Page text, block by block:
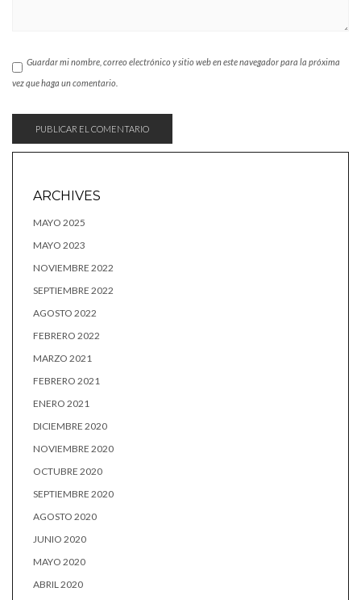
Guardar mi nombre, correo electrónico y sitio web en este navegador para la próxima
vez que haga un comentario.
ARCHIVES
MAYO 2025
MAYO 2023
NOVIEMBRE 2022
SEPTIEMBRE 2022
AGOSTO 2022
FEBRERO 2022
MARZO 2021
FEBRERO 2021
ENERO 2021
DICIEMBRE 2020
NOVIEMBRE 2020
OCTUBRE 2020
SEPTIEMBRE 2020
AGOSTO 2020
JUNIO 2020
MAYO 2020
ABRIL 2020